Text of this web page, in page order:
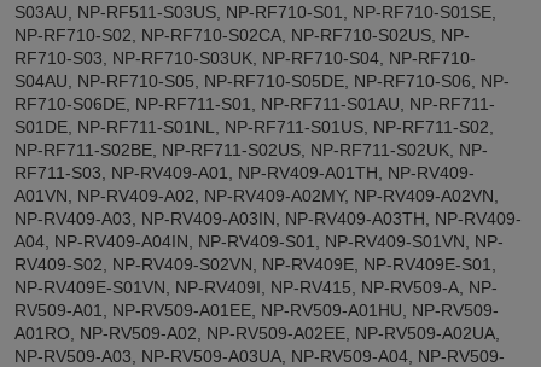
S03AU, NP-RF511-S03US, NP-RF710-S01, NP-RF710-S01SE,
NP-RF710-S02, NP-RF710-S02CA, NP-RF710-S02US, NP-
RF710-S03, NP-RF710-S03UK, NP-RF710-S04, NP-RF710-
S04AU, NP-RF710-S05, NP-RF710-S05DE, NP-RF710-S06, NP-
RF710-S06DE, NP-RF711-S01, NP-RF711-S01AU, NP-RF711-
S01DE, NP-RF711-S01NL, NP-RF711-S01US, NP-RF711-S02,
NP-RF711-S02BE, NP-RF711-S02US, NP-RF711-S02UK, NP-
RF711-S03, NP-RV409-A01, NP-RV409-A01TH, NP-RV409-
A01VN, NP-RV409-A02, NP-RV409-A02MY, NP-RV409-A02VN,
NP-RV409-A03, NP-RV409-A03IN, NP-RV409-A03TH, NP-RV409-
A04, NP-RV409-A04IN, NP-RV409-S01, NP-RV409-S01VN, NP-
RV409-S02, NP-RV409-S02VN, NP-RV409E, NP-RV409E-S01,
NP-RV409E-S01VN, NP-RV409I, NP-RV415, NP-RV509-A, NP-
RV509-A01, NP-RV509-A01EE, NP-RV509-A01HU, NP-RV509-
A01RO, NP-RV509-A02, NP-RV509-A02EE, NP-RV509-A02UA,
NP-RV509-A03, NP-RV509-A03UA, NP-RV509-A04, NP-RV509-